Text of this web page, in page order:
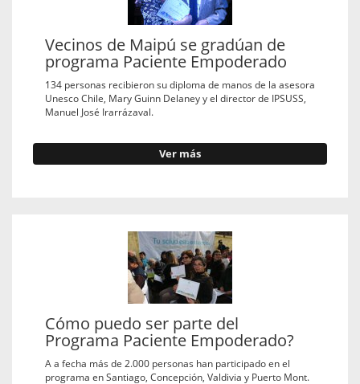
Vecinos de Maipú se gradúan de
programa Paciente Empoderado
134 personas recibieron su diploma de manos de la asesora
Unesco Chile, Mary Guinn Delaney y el director de IPSUSS,
Manuel José Irarrázaval.
Ver más
Cómo puedo ser parte del
Programa Paciente Empoderado?
A a fecha más de 2.000 personas han participado en el
programa en Santiago, Concepción, Valdivia y Puerto Mont.